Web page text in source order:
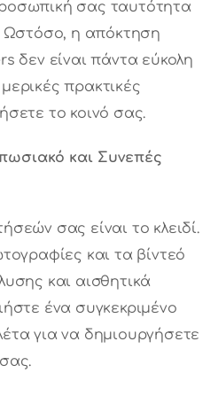
σας ταυτότητα
Ωστόσο, η απόκτηση
δεν είναι πάντα εύκολη
πρακτικές
το κοινό σας.
και Συνεπές
σας είναι το κλειδί.
και τα βίντεό
και αισθητικά
ένα συγκεκριμένο
για να δημιουργήσετε